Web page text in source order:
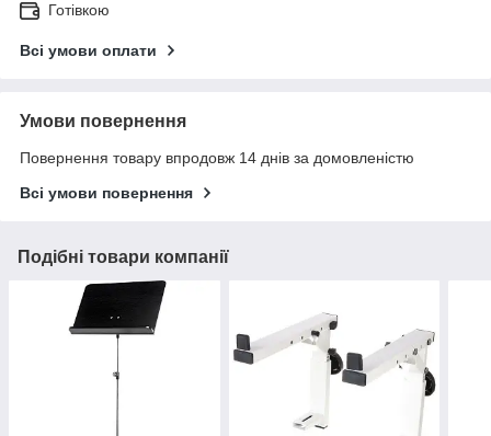
Готівкою
Всі умови оплати
Умови повернення
Повернення товару впродовж 14 днів за домовленістю
Всі умови повернення
Подібні товари компанії